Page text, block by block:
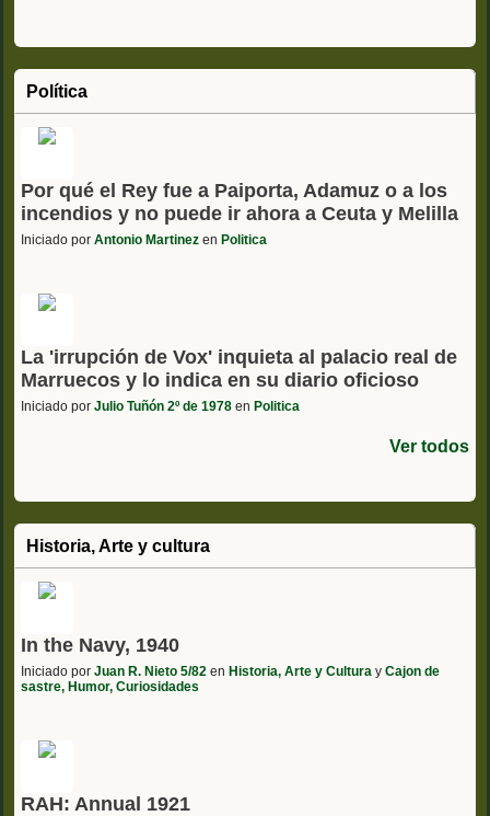
Política
Por qué el Rey fue a Paiporta, Adamuz o a los
incendios y no puede ir ahora a Ceuta y Melilla
Iniciado por Antonio Martinez en Politica
La 'irrupción de Vox' inquieta al palacio real de
Marruecos y lo indica en su diario oficioso
Iniciado por Julio Tuñón 2º de 1978 en Politica
Ver todos
Historia, Arte y cultura
In the Navy, 1940
Iniciado por Juan R. Nieto 5/82 en Historia, Arte y Cultura y Cajon de
sastre, Humor, Curiosidades
RAH: Annual 1921